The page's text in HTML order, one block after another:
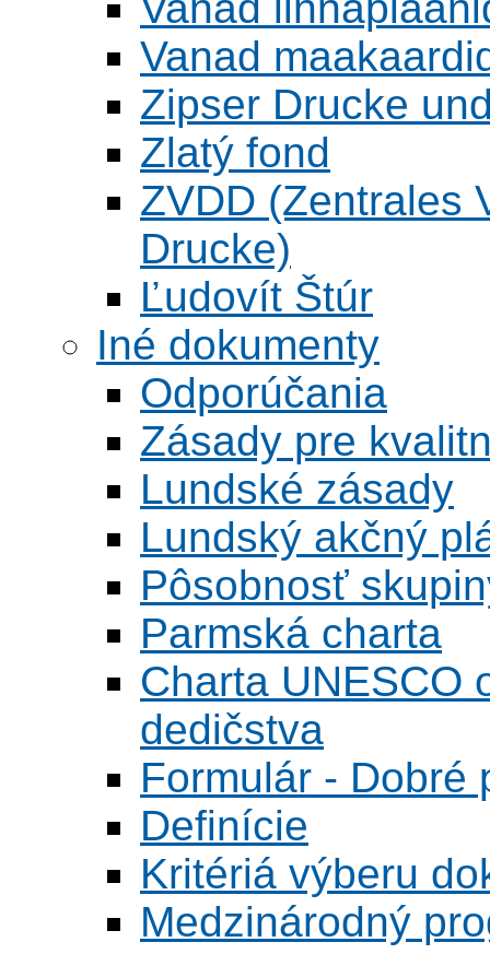
Vanad
Zipser Drucke
Zlatý fond
ZVDD (Zentrales
Drucke)
Ľudovít Štúr
Iné dokumenty
Odporúčania
Zásady pre
Lundské zásady
Lundský akčný
Pôsobnosť
Parmská charta
Charta UNESCO
dedičstva
Formulár - Dobré
Definície
Kritériá výberu
Medzinárodný